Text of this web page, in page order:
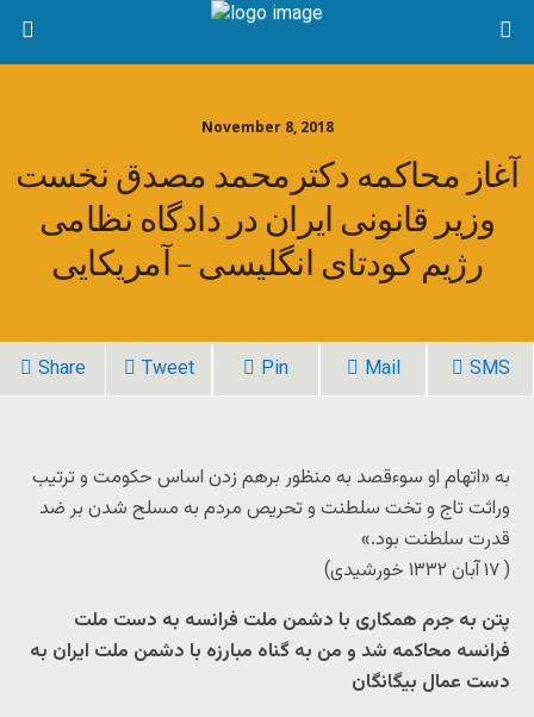
November 8, 2018
آغاز محاکمه دکترمحمد مصدق نخست
وزیر قانونی ایران در دادگاه نظامی
رژیم کودتای انگلیسی – آمریکایی
Share Tweet Pin Mail SMS
به «اتهام او سوءقصد به منظور برهم ‌زدن اساس حکومت و ترتیب
وراثت تاج‌ و تخت سلطنت و تحریص مردم به مسلح ‌شدن بر ضد
قدرت سلطنت بود.»
( ١٧ آبان ١٣٣٢ خورشیدی)
پتن به جرم همکاری با دشمن ملت فرانسه به دست ملت
فرانسه محاکمه شد و من به گناه مبارزه با دشمن ملت ایران به
دست عمال بیگانگان